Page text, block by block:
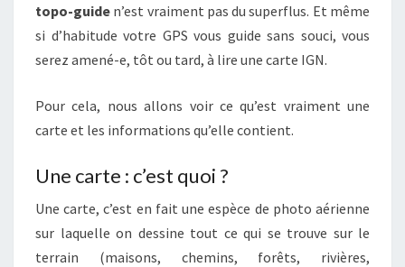
topo-guide n’est vraiment pas du superflus. Et même
si d’habitude votre GPS vous guide sans souci, vous
serez amené-e, tôt ou tard, à lire une carte IGN.
Pour cela, nous allons voir ce qu’est vraiment une
carte et les informations qu’elle contient.
Une carte : c’est quoi ?
Une carte, c’est en fait une espèce de photo aérienne
sur laquelle on dessine tout ce qui se trouve sur le
terrain (maisons, chemins, forêts, rivières,